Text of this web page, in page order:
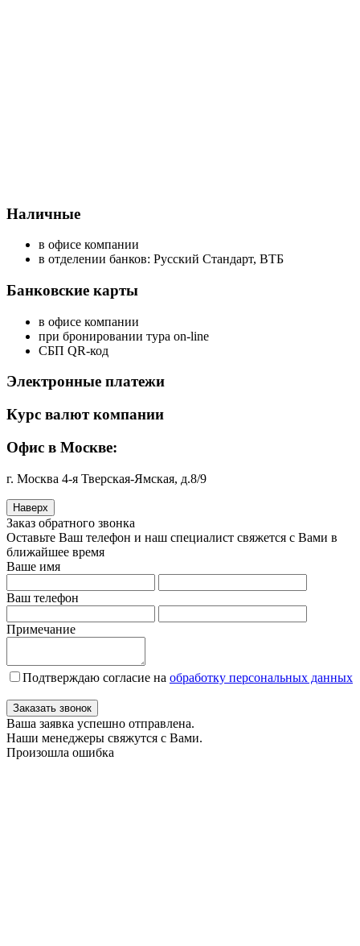
Наличные
в офисе компании
в отделении банков: Русский Стандарт, ВТБ
Банковские карты
в офисе компании
при бронировании тура on-line
СБП QR-код
Электронные платежи
Курс валют компании
Офис в Москве:
г. Москва 4-я Тверская-Ямская, д.8/9
Наверх
Заказ обратного звонка
Оставьте Ваш телефон и наш специалист свяжется с Вами в
ближайшее время
Ваше имя
Ваш телефон
Примечание
Подтверждаю согласие на обработку персональных данных
Заказать звонок
Ваша заявка успешно отправлена.
Наши менеджеры свяжутся с Вами.
Произошла ошибка